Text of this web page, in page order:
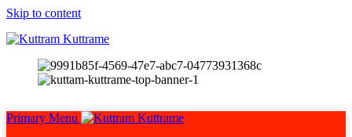
Skip to content
Primary Menu